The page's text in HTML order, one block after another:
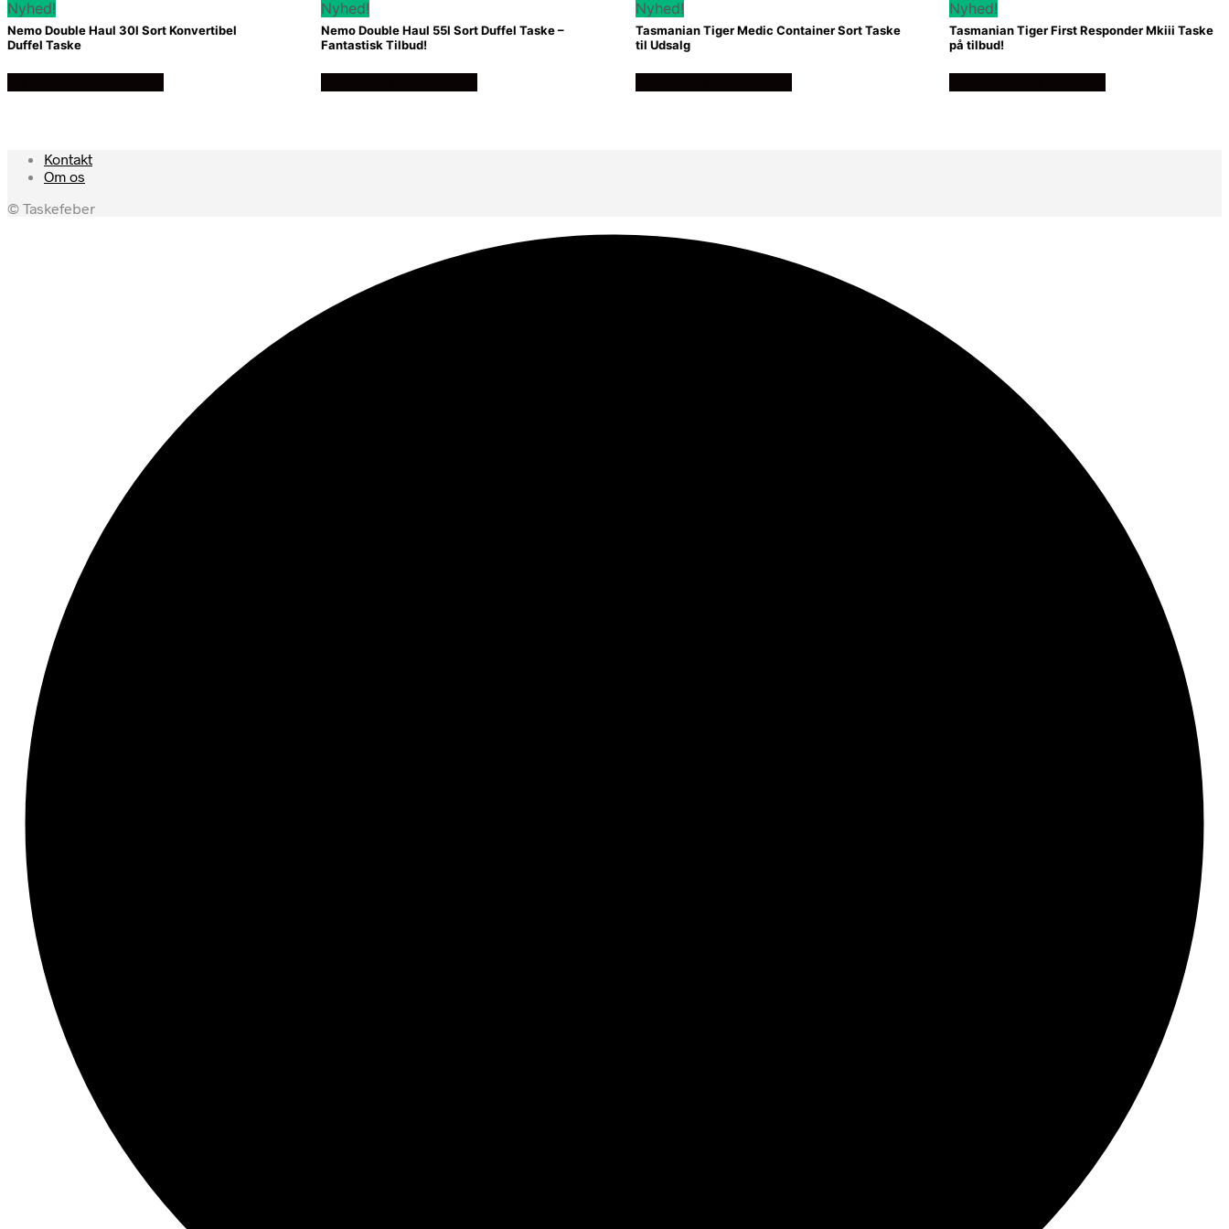
Nyhed!
Nemo Double Haul 30l Sort Konvertibel
Duffel Taske
Nyhed!
Nemo Double Haul 55l Sort Duffel Taske –
Fantastisk Tilbud!
Nyhed!
Tasmanian Tiger Medic Container Sort Taske
til Udsalg
Nyhed!
Tasmanian Tiger First Responder Mkiii Taske
på tilbud!
Kontakt
Om os
© Taskefeber